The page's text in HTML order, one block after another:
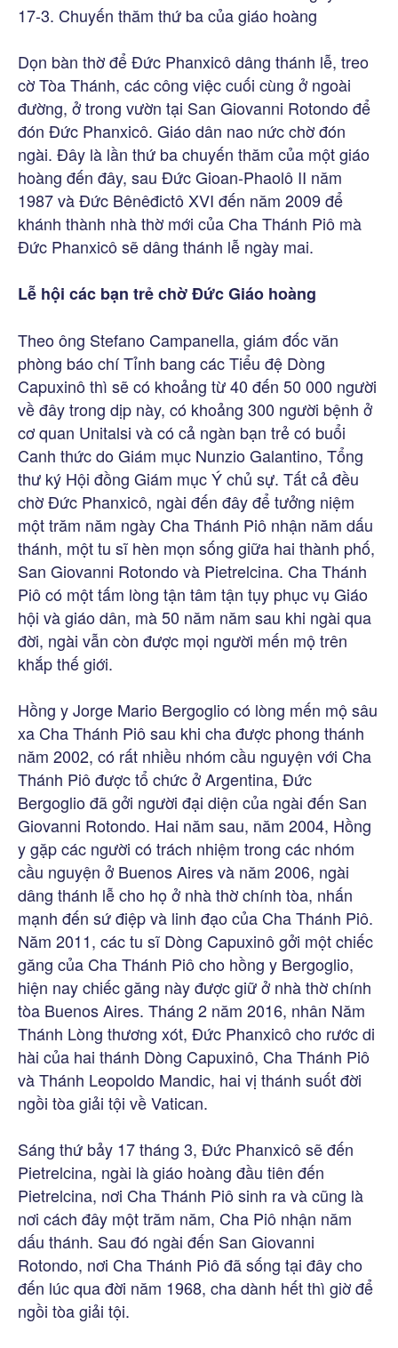
17-3. Chuyến thăm thứ ba của giáo hoàng
Dọn bàn thờ để Đức Phanxicô dâng thánh lễ, treo
cờ Tòa Thánh, các công việc cuối cùng ở ngoài
đường, ở trong vườn tại San Giovanni Rotondo để
đón Đức Phanxicô. Giáo dân nao nức chờ đón
ngài. Đây là lần thứ ba chuyến thăm của một giáo
hoàng đến đây, sau Đức Gioan-Phaolô II năm
1987 và Đức Bênêđictô XVI đến năm 2009 để
khánh thành nhà thờ mới của Cha Thánh Piô mà
Đức Phanxicô sẽ dâng thánh lễ ngày mai.
Lễ hội các bạn trẻ chờ Đức Giáo hoàng
Theo ông Stefano Campanella, giám đốc văn
phòng báo chí Tỉnh bang các Tiểu đệ Dòng
Capuxinô thì sẽ có khoảng từ 40 đến 50 000 người
về đây trong dịp này, có khoảng 300 người bệnh ở
cơ quan Unitalsi và có cả ngàn bạn trẻ có buổi
Canh thức do Giám mục Nunzio Galantino, Tổng
thư ký Hội đồng Giám mục Ý chủ sự. Tất cả đều
chờ Đức Phanxicô, ngài đến đây để tưởng niệm
một trăm năm ngày Cha Thánh Piô nhận năm dấu
thánh, một tu sĩ hèn mọn sống giữa hai thành phố,
San Giovanni Rotondo và Pietrelcina. Cha Thánh
Piô có một tấm lòng tận tâm tận tụy phục vụ Giáo
hội và giáo dân, mà 50 năm năm sau khi ngài qua
đời, ngài vẫn còn được mọi người mến mộ trên
khắp thế giới.
Hồng y Jorge Mario Bergoglio có lòng mến mộ sâu
xa Cha Thánh Piô sau khi cha được phong thánh
năm 2002, có rất nhiều nhóm cầu nguyện với Cha
Thánh Piô được tổ chức ở Argentina, Đức
Bergoglio đã gởi người đại diện của ngài đến San
Giovanni Rotondo. Hai năm sau, năm 2004, Hồng
y gặp các người có trách nhiệm trong các nhóm
cầu nguyện ở Buenos Aires và năm 2006, ngài
dâng thánh lễ cho họ ở nhà thờ chính tòa, nhấn
mạnh đến sứ điệp và linh đạo của Cha Thánh Piô.
Năm 2011, các tu sĩ Dòng Capuxinô gởi một chiếc
găng của Cha Thánh Piô cho hồng y Bergoglio,
hiện nay chiếc găng này được giữ ở nhà thờ chính
tòa Buenos Aires. Tháng 2 năm 2016, nhân Năm
Thánh Lòng thương xót, Đức Phanxicô cho rước di
hài của hai thánh Dòng Capuxinô, Cha Thánh Piô
và Thánh Leopoldo Mandic, hai vị thánh suốt đời
ngồi tòa giải tội về Vatican.
Sáng thứ bảy 17 tháng 3, Đức Phanxicô sẽ đến
Pietrelcina, ngài là giáo hoàng đầu tiên đến
Pietrelcina, nơi Cha Thánh Piô sinh ra và cũng là
nơi cách đây một trăm năm, Cha Piô nhận năm
dấu thánh. Sau đó ngài đến San Giovanni
Rotondo, nơi Cha Thánh Piô đã sống tại đây cho
đến lúc qua đời năm 1968, cha dành hết thì giờ để
ngồi tòa giải tội.